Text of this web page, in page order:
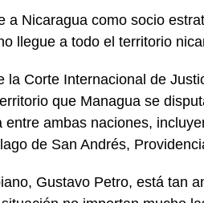
a Nicaragua como socio
llegue a todo el territorio
la Corte Internacional de
que Managua se
ambas naciones,
de San Andrés,
Gustavo Petro, está tan